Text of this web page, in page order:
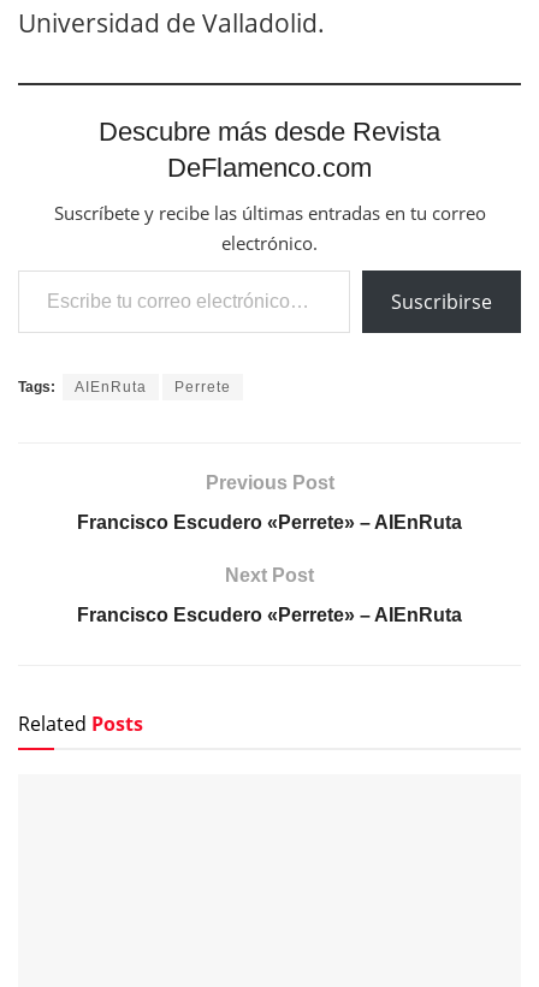
Universidad de Valladolid.
Descubre más desde Revista
DeFlamenco.com
Suscríbete y recibe las últimas entradas en tu correo
electrónico.
Escribe tu correo electrónico…
Suscribirse
Tags: AIEnRuta Perrete
Previous Post
Francisco Escudero «Perrete» – AIEnRuta
Next Post
Francisco Escudero «Perrete» – AIEnRuta
Related Posts